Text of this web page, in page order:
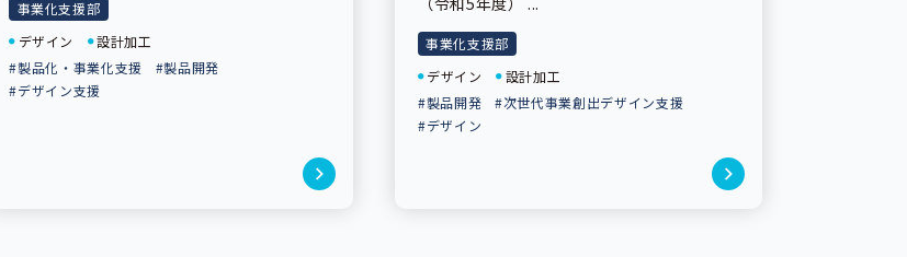
事業化支援部
デザイン
設計加工
#製品化・事業化支援
#製品開発
#デザイン支援
事業化支援部
デザイン
設計加工
#製品開発
#次世代事業創出デザイン支援
#デザイン